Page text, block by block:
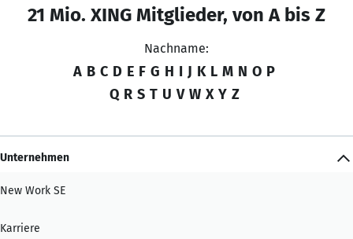
21 Mio. XING Mitglieder, von A bis Z
Nachname:
A B C D E F G H I J K L M N O P
Q R S T U V W X Y Z
Unternehmen
New Work SE
Karriere